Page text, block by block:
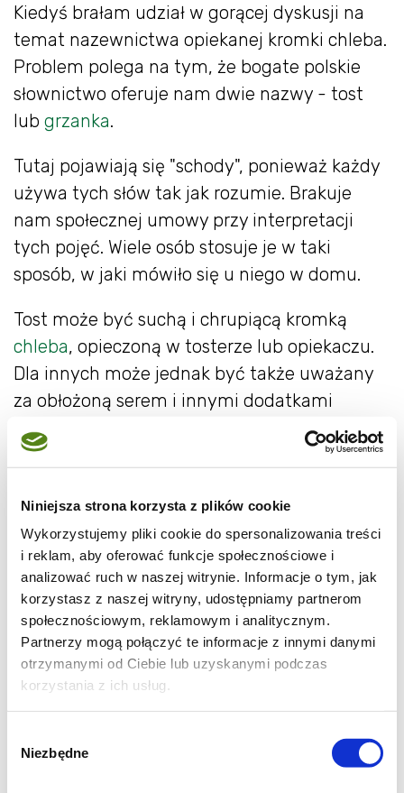
Niniejsza strona korzysta z plików cookie
Wykorzystujemy pliki cookie do spersonalizowania treści
i reklam, aby oferować funkcje społecznościowe i
analizować ruch w naszej witrynie. Informacje o tym, jak
korzystasz z naszej witryny, udostępniamy partnerom
społecznościowym, reklamowym i analitycznym.
Partnerzy mogą połączyć te informacje z innymi danymi
otrzymanymi od Ciebie lub uzyskanymi podczas
korzystania z ich usług.
zgody
Niezbędne
Kiedyś brałam udział w gorącej dyskusji na
temat nazewnictwa opiekanej kromki chleba.
Problem polega na tym, że bogate polskie
słownictwo oferuje nam dwie nazwy - tost
lub grzanka.
Tutaj pojawiają się "schody", ponieważ każdy
używa tych słów tak jak rozumie. Brakuje
nam społecznej umowy przy interpretacji
tych pojęć. Wiele osób stosuje je w taki
sposób, w jaki mówiło się u niego w domu.
Tost może być suchą i chrupiącą kromką
chleba, opieczoną w tosterze lub opiekaczu.
Dla innych może jednak być także uważany
za obłożoną serem i innymi dodatkami
kromkę chleba, podpieczoną w piekarniku.
Podobną sytuację mamy z grzanką. Znam
kromka pieczywa, czasem polana oliwą lub
posypana przyprawami. Wiem też, że dla
innych to właśnie grzanka jest bardziej
"treściwa", pełna smakowitych dodatków
podpiekana w piekarniku.
"Jak zwał, tak zwał" - jeśli nasze
tosty/grzanki wypiekane są ze świeżego,
domowego chleba tostowego to nazwa
przestaje mieć znaczenie. Takie tosty są o
wiele pyszniejsze od grzanek zrobionych na